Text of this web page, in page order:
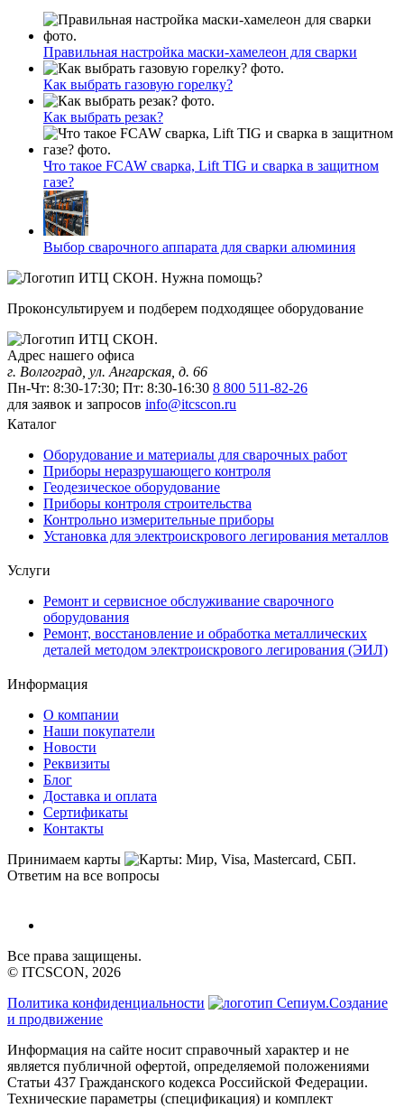
Правильная настройка маски-хамелеон для сварки
Как выбрать газовую горелку?
Как выбрать резак?
Что такое FCAW сварка, Lift TIG и сварка в защитном
газе?
Выбор сварочного аппарата для сварки алюминия
Нужна помощь?
Проконсультируем и подберем подходящее оборудование
Адрес нашего офиса
г. Волгоград, ул. Ангарская, д. 66
Пн-Чт: 8:30-17:30; Пт: 8:30-16:30 8 800 511-82-26
для заявок и запросов info@itcscon.ru
Каталог
Оборудование и материалы для сварочных работ
Приборы неразрушающего контроля
Геодезическое оборудование
Приборы контроля строительства
Контрольно измерительные приборы
Установка для электроискрового легирования металлов
Услуги
Ремонт и сервисное обслуживание сварочного
оборудования
Ремонт, восстановление и обработка металлических
деталей методом электроискрового легирования (ЭИЛ)
Информация
О компании
Наши покупатели
Новости
Реквизиты
Блог
Доставка и оплата
Сертификаты
Контакты
Принимаем карты
Ответим на все вопросы
Все права защищены.
© ITCSCON, 2026
Политика конфиденциальности
Создание
и продвижение
Информация на сайте носит справочный характер и не
является публичной офертой, определяемой положениями
Статьи 437 Гражданского кодекса Российской Федерации.
Технические параметры (спецификация) и комплект